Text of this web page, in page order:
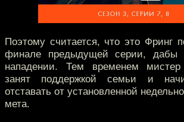
Поэтому считается, что это Фринг
финале предыдущей серии, дабы
нападении. Тем временем
занят поддержкой семьи и
отставать от установленной
мета.